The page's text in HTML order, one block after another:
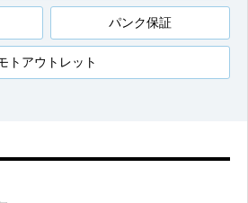
パンク保証
トアウトレット